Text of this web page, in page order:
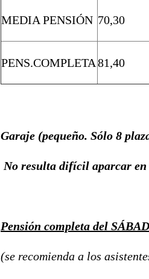
MEDIA PENSIÓN 70,30
PENS.COMPLETA81,40
Garaje (pequeño. Sólo 8
No resulta difícil aparcar
Pensión completa del
(se recomienda a los